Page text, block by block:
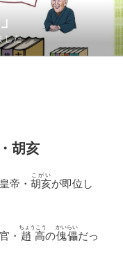
した
胡亥
帝・ 胡亥
こがい
が即位し
・ 趙高
ちょうこう
の傀儡
かいらい
だっ